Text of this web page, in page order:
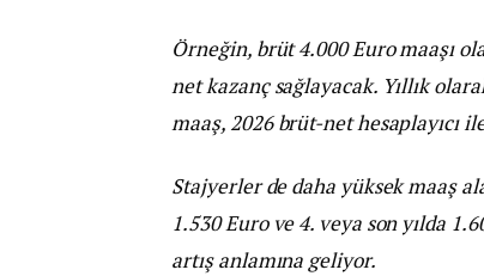
Örneğin, brüt 4.000 Euro maaşı
net kazanç sağlayacak. Yıllık
maaş, 2026 brüt-net hesaplayıcı
Stajyerler de daha yüksek maaş
1.530 Euro ve 4. veya son yılda
artış anlamına geliyor.